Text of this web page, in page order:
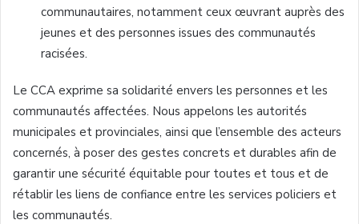
communautaires, notamment ceux œuvrant auprès des
jeunes et des personnes issues des communautés
racisées.
Le CCA exprime sa solidarité envers les personnes et les
communautés affectées. Nous appelons les autorités
municipales et provinciales, ainsi que l’ensemble des acteurs
concernés, à poser des gestes concrets et durables afin de
garantir une sécurité équitable pour toutes et tous et de
rétablir les liens de confiance entre les services policiers et
les communautés.